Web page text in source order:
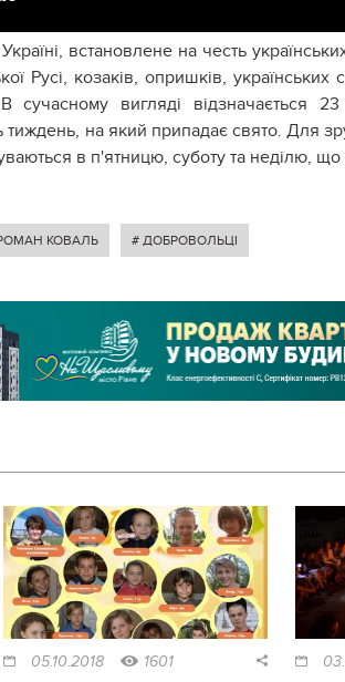
встановлене на честь
Русі, козаків, опришків, українських
вигляді відзначається 23
на який припадає свято. Для
в п'ятницю, суботу та неділю, що
КОВАЛЬ # ДОБРОВОЛЬЦІ
05.10.2018 1601